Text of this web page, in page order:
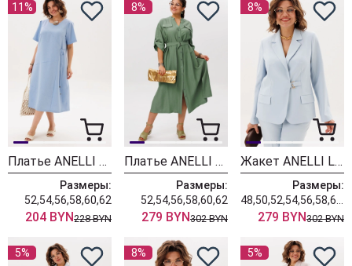
11%
Платье ANELLI LAUREL 062 горный хрусталь
Размеры:
52,54,56,58,60,62
204 BYN228 BYN
8%
Платье ANELLI LAUREL 1541 лесная тень
Размеры:
52,54,56,58,60,62
279 BYN302 BYN
8%
Жакет ANELLI LAUREL 1814 голубая гортензия
Размеры:
279 BYN302 BYN
5% 8% 5%